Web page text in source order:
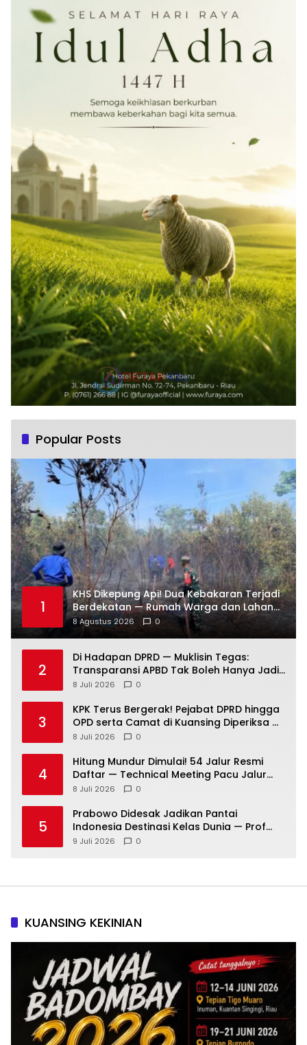
Popular Posts
1
KHS Dikepung Api! Dua Kebakaran Terjadi
Berdekatan — Rumah Warga dan Lahan
Terbakar
8 Agustus 2026 0
2
Di Hadapan DPRD — Muklisin Tegas:
Transparansi APBD Tak Boleh Hanya Jadi
Slogan!
8 Juli 2026 0
3
KPK Terus Bergerak! Pejabat DPRD hingga
OPD serta Camat di Kuansing Diperiksa —
Suasana Kian Memanas!
8 Juli 2026 0
4
Hitung Mundur Dimulai! 54 Jalur Resmi
Daftar — Technical Meeting Pacu Jalur
Rayon III Benai Digelar Besok
8 Juli 2026 0
5
Prabowo Didesak Jadikan Pantai
Indonesia Destinasi Kelas Dunia — Prof
Sutan Nasomal: Perintahkan Kepala
9 Juli 2026 0
KUANSING KEKINIAN